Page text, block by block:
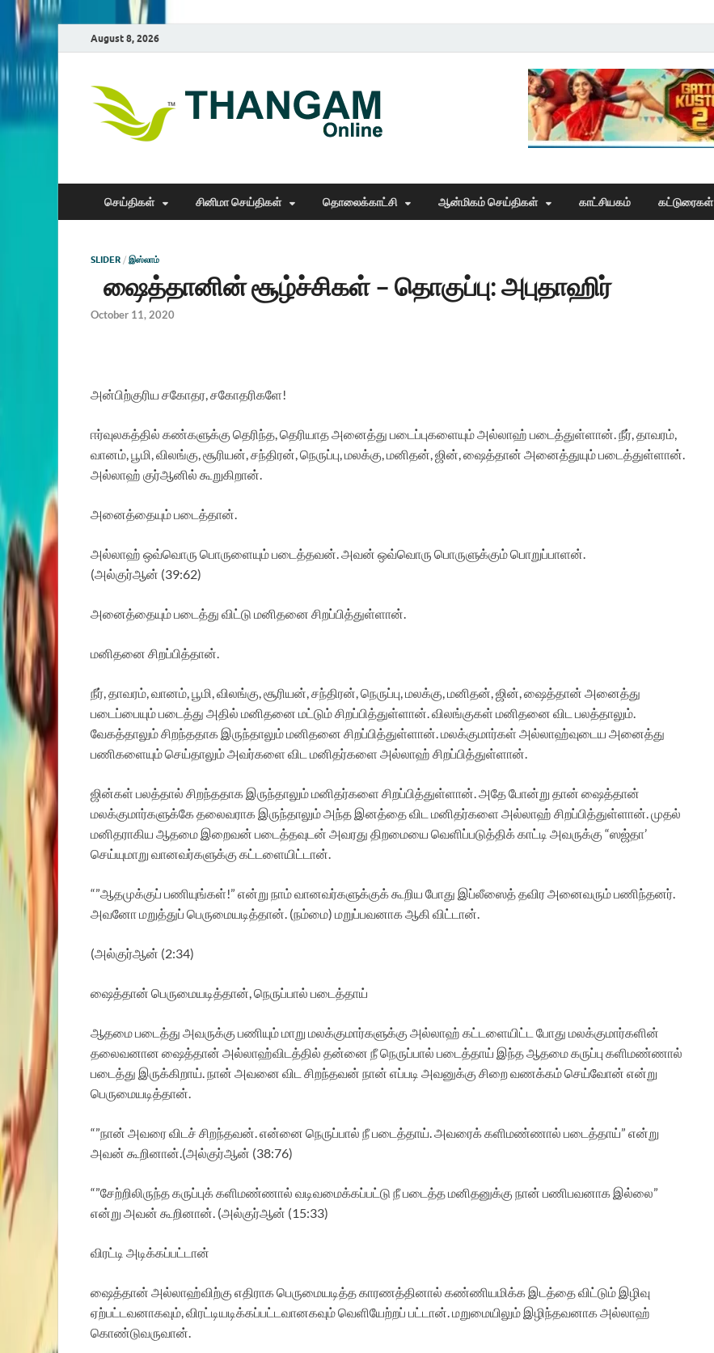
August 8, 2026
Thangam Online
செய்திகள் சினிமா செய்திகள் தொலைக்காட்சி ஆன்மிகம் செய்திகள் காட்சியகம் கட்டுரைகள்
SLIDER / இஸ்லாம்
ஷைத்தானின் சூழ்ச்சிகள் – தொகுப்பு: அபுதாஹிர்
October 11, 2020
அன்பிற்குரிய சகோதர, சகோதரிகளே!
ஈர்வுலகத்தில் கண்களுக்கு தெரிந்த, தெரியாத அனைத்து படைப்புகளையும் அல்லாஹ் படைத்துள்ளான். நீர், தாவரம்,
வானம், பூமி, விலங்கு, சூரியன், சந்திரன், நெருப்பு, மலக்கு, மனிதன், ஜின், ஷைத்தான் அனைத்துயும் படைத்துள்ளான்.
அல்லாஹ் குர்ஆனில் கூறுகிறான்.
அனைத்தையும் படைத்தான்.
அல்லாஹ் ஒவ்வொரு பொருளையும் படைத்தவன். அவன் ஒவ்வொரு பொருளுக்கும் பொறுப்பாளன்.
(அல்குர்ஆன் (39:62)
அனைத்தையும் படைத்து விட்டு மனிதனை சிறப்பித்துள்ளான்.
மனிதனை சிறப்பித்தான்.
நீர், தாவரம், வானம், பூமி, விலங்கு, சூரியன், சந்திரன், நெருப்பு, மலக்கு, மனிதன், ஜின், ஷைத்தான் அனைத்து
படைப்பையும் படைத்து அதில் மனிதனை மட்டும் சிறப்பித்துள்ளான். விலங்குகள் மனிதனை விட பலத்தாலும்.
வேகத்தாலும் சிறந்ததாக இருந்தாலும் மனிதனை சிறப்பித்துள்ளான். மலக்குமார்கள் அல்லாஹ்வுடைய அனைத்து
பணிகளையும் செய்தாலும் அவர்களை விட மனிதர்களை அல்லாஹ் சிறப்பித்துள்ளான்.
ஜின்கள் பலத்தால் சிறந்ததாக இருந்தாலும் மனிதர்களை சிறப்பித்துள்ளான். அதே போன்று தான் ஷைத்தான்
மலக்குமார்களுக்கே தலைவராக இருந்தாலும் அந்த இனத்தை விட மனிதர்களை அல்லாஹ் சிறப்பித்துள்ளான். முதல்
மனிதராகிய ஆதமை இறைவன் படைத்தவுடன் அவரது திறமையை வெளிப்படுத்திக் காட்டி அவருக்கு “ஸஜ்தா’
செய்யுமாறு வானவர்களுக்கு கட்டளையிட்டான்.
“”ஆதமுக்குப் பணியுங்கள்!” என்று நாம் வானவர்களுக்குக் கூறிய போது இப்லீஸைத் தவிர அனைவரும் பணிந்தனர்.
அவனோ மறுத்துப் பெருமையடித்தான். (நம்மை) மறுப்பவனாக ஆகி விட்டான்.
(அல்குர்ஆன் (2:34)
ஷைத்தான் பெருமையடித்தான், நெருப்பால் படைத்தாய்
ஆதமை படைத்து அவருக்கு பணியும் மாறு மலக்குமார்களுக்கு அல்லாஹ் கட்டளையிட்ட போது மலக்குமார்களின்
தலைவனான ஷைத்தான் அல்லாஹ்விடத்தில் தன்னை நீ நெருப்பால் படைத்தாய் இந்த ஆதமை கருப்பு களிமண்ணால்
படைத்து இருக்கிறாய். நான் அவனை விட சிறந்தவன் நான் எப்படி அவனுக்கு சிறை வணக்கம் செய்வோன் என்று
பெருமையடித்தான்.
“”நான் அவரை விடச் சிறந்தவன். என்னை நெருப்பால் நீ படைத்தாய். அவரைக் களிமண்ணால் படைத்தாய்” என்று
அவன் கூறினான்.(அல்குர்ஆன் (38:76)
“”சேற்றிலிருந்த கருப்புக் களிமண்ணால் வடிவமைக்கப்பட்டு நீ படைத்த மனிதனுக்கு நான் பணிபவனாக இல்லை”
என்று அவன் கூறினான். (அல்குர்ஆன் (15:33)
விரட்டி அடிக்கப்பட்டான்
ஷைத்தான் அல்லாஹ்விற்கு எதிராக பெருமையடித்த காரணத்தினால் கண்ணியமிக்க இடத்தை விட்டும் இழிவு
ஏற்பட்டவனாகவும், விரட்டியடிக்கப்பட்டவானகவும் வெளியேற்றப் பட்டான். மறுமையிலும் இழிந்தவனாக அல்லாஹ்
கொண்டுவருவான்.